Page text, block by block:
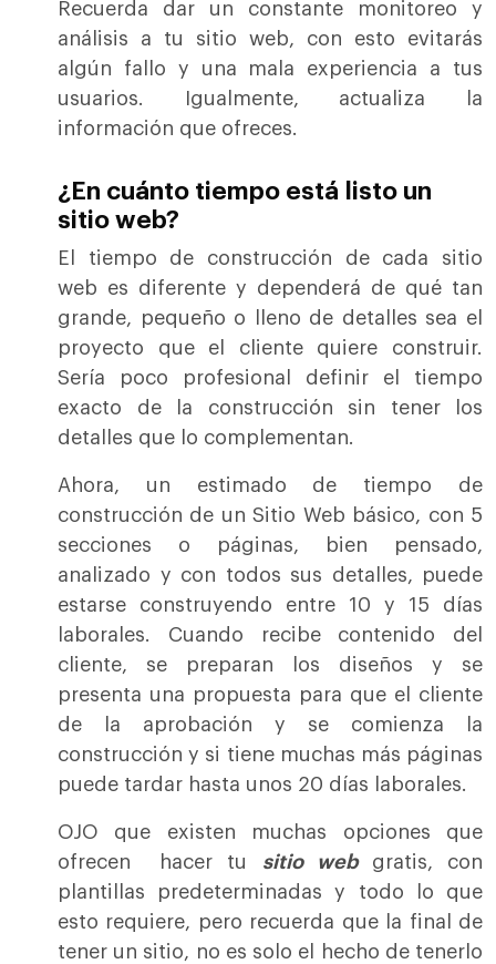
Recuerda dar un constante monitoreo y
análisis a tu sitio web, con esto evitarás
algún fallo y una mala experiencia a tus
usuarios. Igualmente, actualiza la
información que ofreces.
¿En cuánto tiempo está listo un
sitio web?
El tiempo de construcción de cada sitio
web es diferente y dependerá de qué tan
grande, pequeño o lleno de detalles sea el
proyecto que el cliente quiere construir.
Sería poco profesional definir el tiempo
exacto de la construcción sin tener los
detalles que lo complementan.
Ahora, un estimado de tiempo de
construcción de un Sitio Web básico, con 5
secciones o páginas, bien pensado,
analizado y con todos sus detalles, puede
estarse construyendo entre 10 y 15 días
laborales. Cuando recibe contenido del
cliente, se preparan los diseños y se
presenta una propuesta para que el cliente
de la aprobación y se comienza la
construcción y si tiene muchas más páginas
puede tardar hasta unos 20 días laborales.
OJO que existen muchas opciones que
ofrecen hacer tu sitio webgratis, con
plantillas predeterminadas y todo lo que
esto requiere, pero recuerda que la final de
tener un sitio, no es solo el hecho de tenerlo